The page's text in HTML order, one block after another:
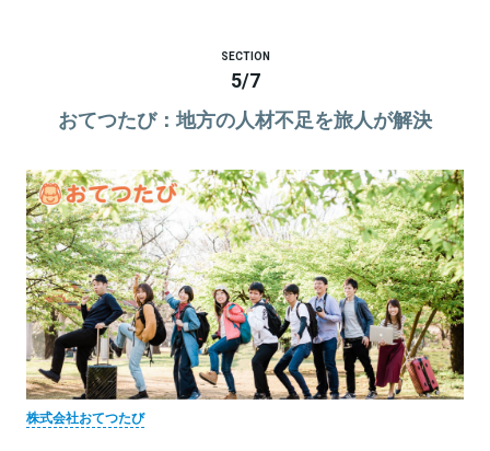
SECTION
5/7
おてつたび：地方の人材不足を旅人が解決
株式会社おてつたび